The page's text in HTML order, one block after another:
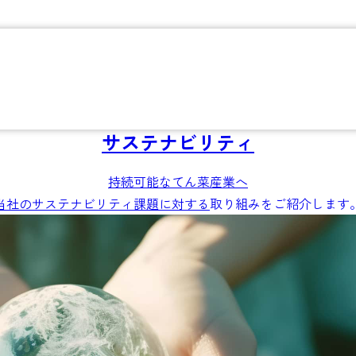
サステナビリティ
持続可能なてん菜産業へ
社のサステナビリティ課題に対する取り組みをご紹介します